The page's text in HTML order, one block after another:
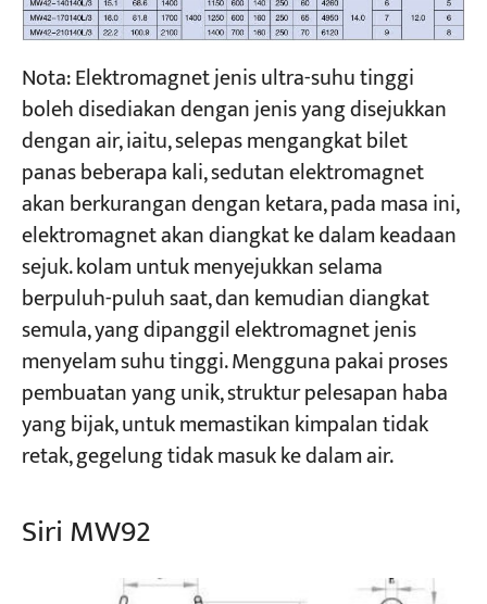
Nota: Elektromagnet jenis ultra-suhu tinggi
boleh disediakan dengan jenis yang disejukkan
dengan air, iaitu, selepas mengangkat bilet
panas beberapa kali, sedutan elektromagnet
akan berkurangan dengan ketara, pada masa ini,
elektromagnet akan diangkat ke dalam keadaan
sejuk. kolam untuk menyejukkan selama
berpuluh-puluh saat, dan kemudian diangkat
semula, yang dipanggil elektromagnet jenis
menyelam suhu tinggi. Mengguna pakai proses
pembuatan yang unik, struktur pelesapan haba
yang bijak, untuk memastikan kimpalan tidak
retak, gegelung tidak masuk ke dalam air.
Siri MW92